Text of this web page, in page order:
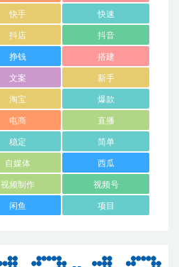
快手 快速
抖店 抖音
挣钱 搭建
文案 新手
淘宝 爆款
电商 直播
稳定 简单
自媒体 西瓜
视频制作 视频号
闲鱼 项目